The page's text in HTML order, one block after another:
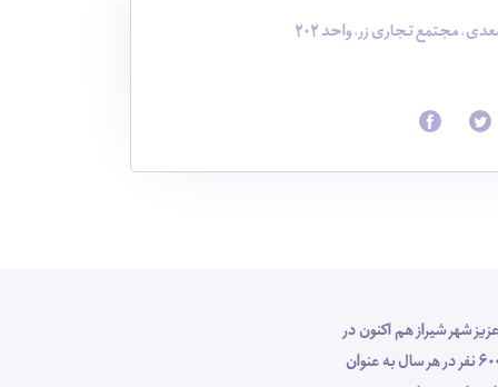
مجتمع تجاری زر، واحد 202
مهمانان عزیز شهر شیراز هم اکنون در
جایگاه ارزشمندی در صنعت گردشگری کشور قرار دارد ، بطوری که با پرسنل کارآزموده خود طی 10 سال اخیر با برگزاری تور های شیراز گردی برای بیش از 6000 نفر در هر سال به عنوان